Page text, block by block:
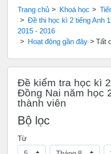
Trang chủ Khoá học
Đề thi học kì 2 tiếng Anh
2015 - 2016
Hoạt động gần đây
Tất
Đề kiểm tra học kì
Đồng Nai năm học
thành viên
Bộ lọc
Từ
Ngày
Tháng